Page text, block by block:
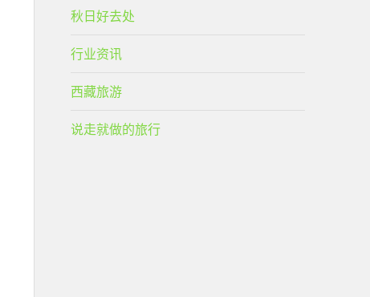
秋日好去处
行业资讯
西藏旅游
说走就做的旅行